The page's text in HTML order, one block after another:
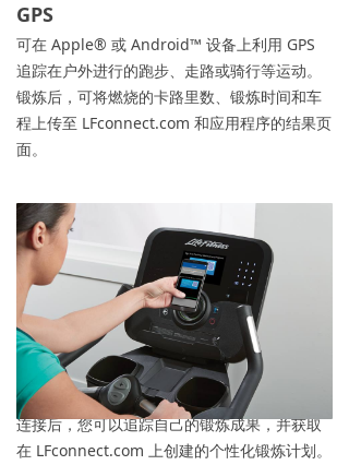
GPS
可在 Apple® 或 Android™ 设备上利用 GPS
追踪在户外进行的跑步、走路或骑行等运动。
锻炼后，可将燃烧的卡路里数、锻炼时间和车
程上传至 LFconnect.com 和应用程序的结果页
面。
与设备进行交互式操作
在 Apple 或 Android 设备上将 LFconnect
APP 连接至 Discover 、 Explore 或 Track+ 控
制台后，您将立即被识别。
连接后，您可以追踪自己的锻炼成果，并获取
在 LFconnect.com 上创建的个性化锻炼计划。